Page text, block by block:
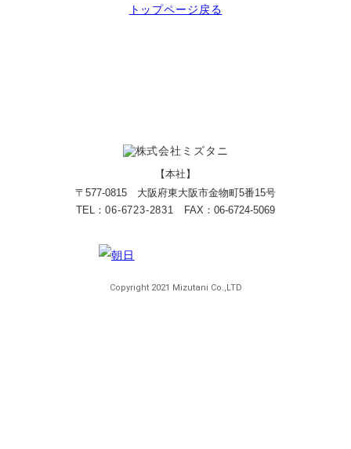
トップページ戻る
【本社】
〒577-0815 大阪府東大阪市金物町5番15号
TEL：06-6723-2831 FAX：06-6724-5069
Copyright 2021 Mizutani Co.,LTD